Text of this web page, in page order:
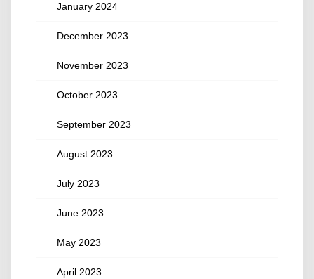
January 2024
December 2023
November 2023
October 2023
September 2023
August 2023
July 2023
June 2023
May 2023
April 2023